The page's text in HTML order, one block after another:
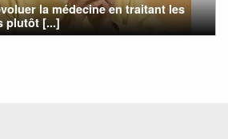
la médecine en traitant les
plutôt [...]